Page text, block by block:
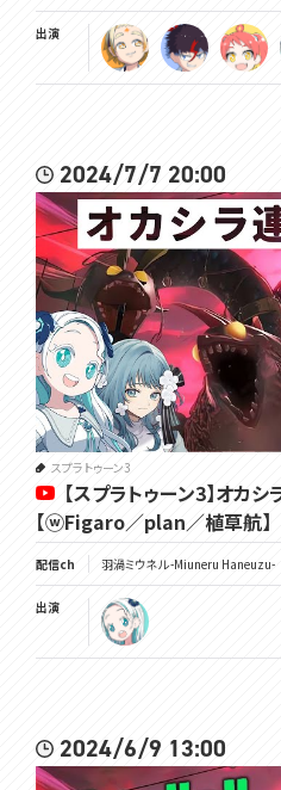
出演
2024/7/7 20:00
スプラトゥーン3
【スプラトゥーン3】オカ
【ⓦFigaro／plan／植草航】
配信ch 羽渦ミウネル -Miuneru Haneuzu-
出演
2024/6/9 13:00